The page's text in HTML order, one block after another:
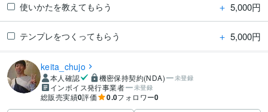
使いかたを教えてもらう ＋ 5,000円
テンプレをつくってもらう ＋ 5,000円
keita_chujo
本人確認 機密保持契約(NDA) 未登録
インボイス発行事業者 未登録
総販売実績0評価 0.0フォロワー0